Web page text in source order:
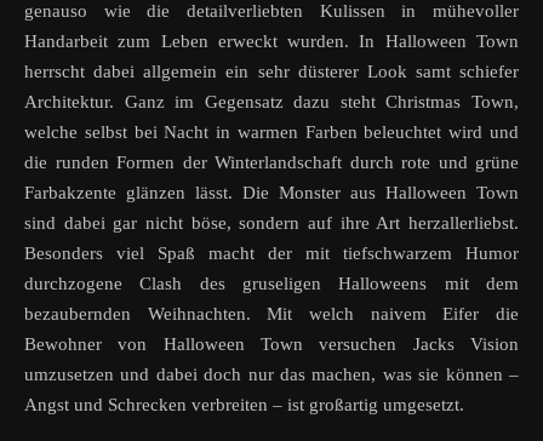
genauso wie die detailverliebten Kulissen in mühevoller
Handarbeit zum Leben erweckt wurden. In Halloween Town
herrscht dabei allgemein ein sehr düsterer Look samt schiefer
Architektur. Ganz im Gegensatz dazu steht Christmas Town,
welche selbst bei Nacht in warmen Farben beleuchtet wird und
die runden Formen der Winterlandschaft durch rote und grüne
Farbakzente glänzen lässt. Die Monster aus Halloween Town
sind dabei gar nicht böse, sondern auf ihre Art herzallerliebst.
Besonders viel Spaß macht der mit tiefschwarzem Humor
durchzogene Clash des gruseligen Halloweens mit dem
bezaubernden Weihnachten. Mit welch naivem Eifer die
Bewohner von Halloween Town versuchen Jacks Vision
umzusetzen und dabei doch nur das machen, was sie können –
Angst und Schrecken verbreiten – ist großartig umgesetzt.